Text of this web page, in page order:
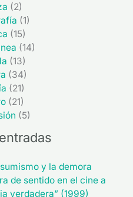
(2)
(1)
(15)
(14)
(13)
(34)
(21)
(21)
(5)
y la demora
de sentido en el cine a
verdadera” (1999)